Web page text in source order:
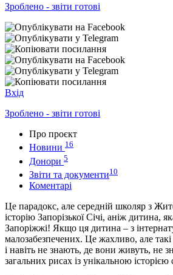
Зроблено - звіти готові
Вхід
Зроблено - звіти готові
Про проєкт
Новини 16
Донори 5
Звіти та документи10
Коментарі
Це парадокс, але середній школяр з
історію Запорізької Січі, аніж дитина,
Запоріжжі! Якщо ця дитина – з
малозабезпечених. Це жахливо, але
і навіть не знають, де вони живуть, не
загальних рисах із унікальною